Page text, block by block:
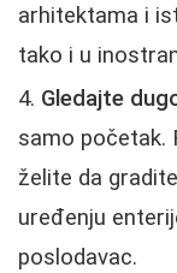
arhitektama i
tako i u
Gledajte
samo početak.
želite da
uređenju
poslodavac.